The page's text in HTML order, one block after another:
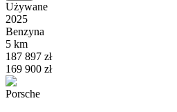
Używane
2025
Benzyna
5 km
187 897 zł
169 900 zł
Porsche